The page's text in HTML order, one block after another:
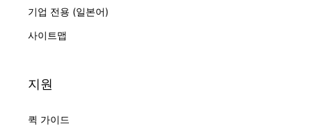
기업 전용 (일본어)
사이트맵
지원
퀵 가이드